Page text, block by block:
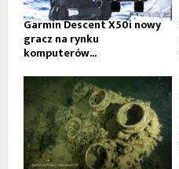
Garmin Descent X50i nowy
gracz na rynku
komputerów...